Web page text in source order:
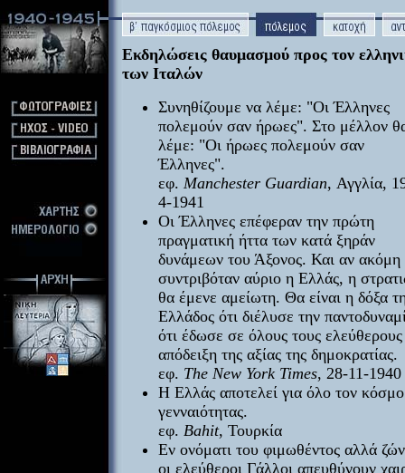
Εκδηλώσεις θαυμασμού προς τον
των Ιταλών
Συνηθίζουμε να λέμε: "Οι Έλληνες
πολεμούν σαν ήρωες". Στο μέλλον
λέμε: "Οι ήρωες πολεμούν σαν
Έλληνες".
εφ. Manchester Guardian, Αγγλία,
4-1941
Οι Έλληνες επέφεραν την πρώτη
πραγματική ήττα των κατά ξηράν
δυνάμεων του Άξονος. Και αν ακόμη
συντριβόταν αύριο η Ελλάς, η
θα έμενε αμείωτη. Θα είναι η δόξα
Ελλάδος ότι διέλυσε την
ότι έδωσε σε όλους τους
απόδειξη της αξίας της δημοκρατίας.
εφ. The New York Times, 28-11-1940
Η Ελλάς αποτελεί για όλο τον
γενναιότητας.
εφ. Bahit, Τουρκία
Εν ονόματι του φιμωθέντος αλλά
οι ελεύθεροι Γάλλοι απευθύνουν